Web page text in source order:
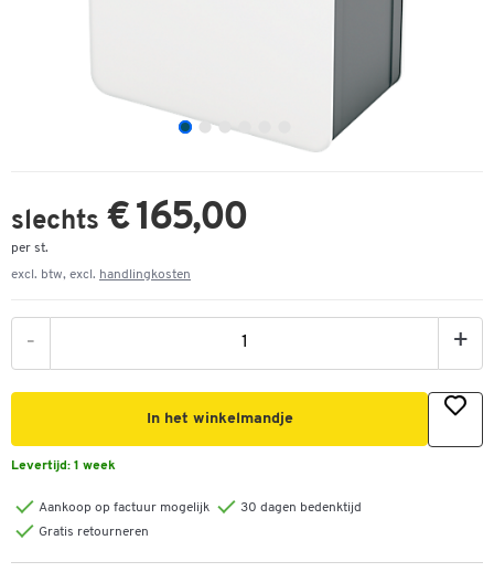
slechts € 165,00
per st.
excl. btw, excl. handlingkosten
- +
In het winkelmandje
Levertijd: 1 week
Aankoop op factuur mogelijk
30 dagen bedenktijd
Gratis retourneren